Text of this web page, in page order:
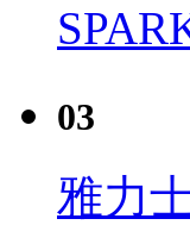
03
雅力